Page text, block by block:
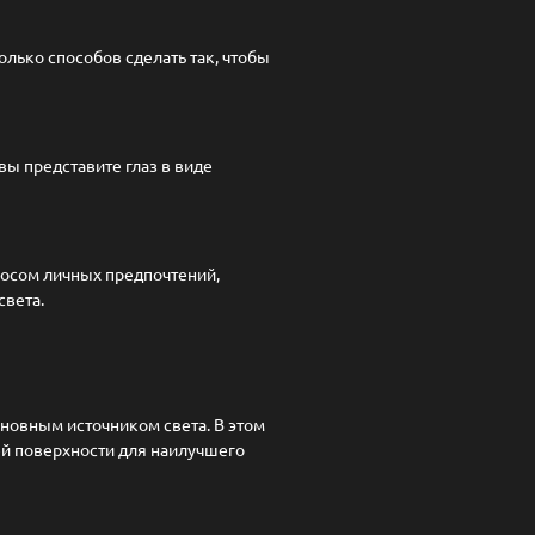
способов сделать так, чтобы
представите глаз в виде
личных предпочтений,
источником света. В этом
поверхности для наилучшего